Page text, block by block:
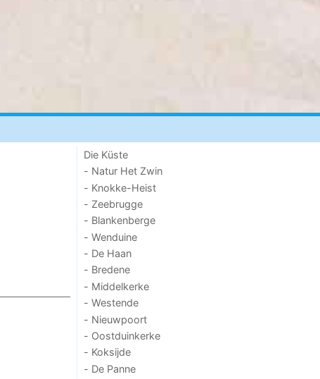
Die Küste
- Natur Het Zwin
- Knokke-Heist
- Zeebrugge
- Blankenberge
- Wenduine
- De Haan
- Bredene
- Middelkerke
- Westende
- Nieuwpoort
- Oostduinkerke
- Koksijde
- De Panne